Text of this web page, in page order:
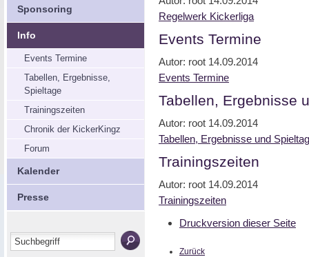
Sponsoring
Info
Events Termine
Tabellen, Ergebnisse,
Spieltage
Trainingszeiten
Chronik der KickerKingz
Forum
Kalender
Presse
Regelwerk Kickerliga
Events Termine
Autor: root 14.09.2014
Events Termine
Tabellen, Ergebnisse
Autor: root 14.09.2014
Tabellen, Ergebnisse und
Trainingszeiten
Autor: root 14.09.2014
Trainingszeiten
Druckversion dieser Seite
Zurück